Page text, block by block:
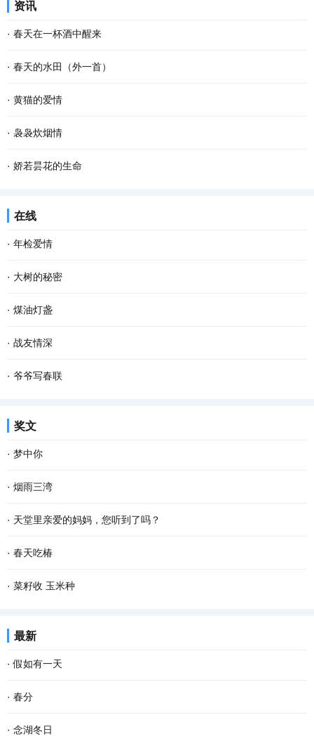
资讯
· 春天在一杯酒中醒来
杯斟满，等一场空 静。漏水的时间 放养一池蛙鸣 征途，在爹的目光
里 安慰，娘的一声叹息 青花在杯里 扶起那个弹琴的人 风在弦上，等
雪落故道 如果仰望是一次突围 咽不下的那滴泪...
· 春天的水田（外一首）
春天的水田里， 禾苗怀抱农夫的希望，孕育夏日的稻香； 柳条喜欢伸
手去拨沟渠里的水； 我用力闻挨着草地疯长的婆婆纳草。 幸运的话，
隔着几个“田块”相框，能遇到十几只白鹭立...
· 黄猫的爱情
腊梅一开，春天不远了；猫儿一闹，春天也不远了。猫儿的闹就是不
同寻常的叫，不同寻常的呼。腊梅开放是植物情爱的张扬，猫儿的呼
· 袅袅炊烟情
从村庄走出的游子，乡愁深处都有一柱炊烟。 不知为何，当归期越
· 娇若昙花的生命
在线
· 年检爱情
岁末年初，各类年检渐渐提上日程。近年来，随着某些程序或手续的
简化，相对来说，年检的项目少了些。但有些物事，必须得年检。比
如，你我他或普普通通或轰轰烈烈的 爱情 。 爱...
· 大树的秘密
我坚信，每一棵大树，都有着自己的秘密。只是这些秘密并不为我们
所知而已。探寻大树的秘密，是有些困难的，也因此，我们常常就忽
略了这些大树所隐藏的秘密，这是一件多少有些...
· 煤油灯盏
一粒谷，溅满屋。 每当想起这句儿时常挂在嘴边的谜语，脑海里就会
不由地浮现这样的场景：柴火在土灶里呼呼燃烧，火舌自锅底窜出，
· 战友情深
动车开动，我们一行向西，奔南京，会战友。我凝望窗外，楼宇滑
· 爷爷写春联
奖文
· 梦中你
在梦中 我乘风驾云而来 手捧着鲜花 寻找情窦初开的你 在那童话般的
世界 美丽的鲜花散发出芬芳 只为等你 给出一季的火红 你低头时的温
柔 没有忧愁 我在一片柔情和泪水中 回想起我...
· 烟雨三湾
与镶嵌在老步湖路上的明珠——三湾村，离别已有十多个春秋。没想
到和她的重逢，发生在一个烟雨迷蒙的日子。 那个乍暖还寒的下午，
与几位朋友一起驱车到三湾观光。虽然天气阴沉...
· 天堂里亲爱的妈妈，您听到了吗？
天堂里亲爱的妈妈，您知道吗？儿子在人间得了重度糖尿病，在医院
躺了十四天，倍受煎熬。七月三日，高达32 mmol/L的血糖指标忙乱
· 春天吃椿
推开晨雾，把记忆安放进口袋，那些柔软的时光和迷离的梦，若隐若
· 菜籽收 玉米种
最新
·假如有一天
假如有一天， 我变成了一阵风， 我会轻柔的吹过游子的脸庞， 像母
亲般抚慰他漂泊的心灵。 假如有一天， 我变成了一场雨， 我会尽情
· 春分
春分 一位季节的仙子 拽着暖暖的春风 蓬勃着生命的气息 撒一路芬芳
· 念湖冬日